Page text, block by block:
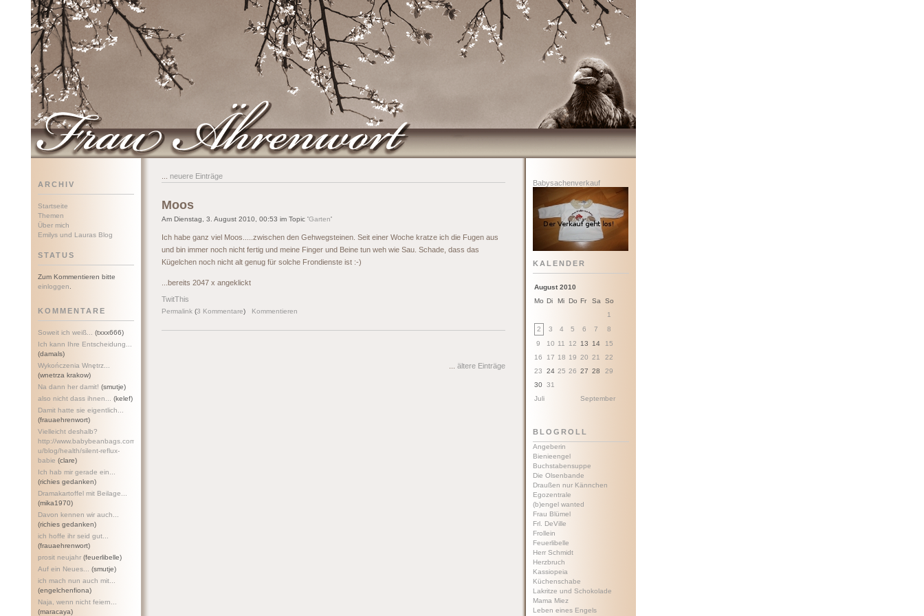
ARCHIV
Startseite
Themen
Über mich
Emilys und Lauras Blog
STATUS
Zum Kommentieren bitte
einloggen
KOMMENTARE
Soweit ich weiß...
(txxx666)
Ich kann Ihre Entscheidung...
(damals)
Wykończenia Wnętrz...
(wnetrza krakow)
Na dann her damit! (smutje)
also nicht dass ihnen...
(kelef)
Damit hatte sie eigentlich...
(frauaehrenwort)
Vielleicht deshalb?
http://www.babybeanbags.com.a
u/blog/health/silent-reflux-
babie (clare)
Ich hab mir gerade ein...
(richies gedanken)
Dramakartoffel mit Beilage...
(mika1970)
Davon kennen wir auch...
(richies gedanken)
ich hoffe ihr seid gut...
(frauaehrenwort)
prosit neujahr (feuerlibelle)
Auf ein Neues...
(smutje)
ich mach nun auch mit...
(engelchenfiona)
Naja, wenn nicht feiern...
(maracaya)
neuere Einträge
Moos
Am Dienstag, 3. August 2010, 00:53 im Topic 'Garten'
Ich habe ganz viel Moos.....zwischen den Gehwegsteinen. Seit einer Woche kratze ich die Fugen aus
und bin immer noch nicht fertig und meine Finger und Beine tun weh wie Sau. Schade, dass das
Kügelchen noch nicht alt genug für solche Frondienste ist :-)
...bereits 2047 x angeklickt
TwitThis
Permalink (3 Kommentare) Kommentieren
ältere Einträge
Babysachenverkauf
KALENDER
August 2010
Mo Di Mi Do Fr Sa
So
1
2
3 4 5 6 7
8
9
10 11 12 13 14
15
16
17 18 19 20 21
22
23
24 25 26 27 28
29
30 31
Juli
September
BLOGROLL
Angeberin
Bienieengel
Buchstabensuppe
Die Olsenbande
Draußen nur Kännchen
Egozentrale
(b)engel wanted
Frau Blümel
Frl. DeVille
Frollein
Feuerlibelle
Herr Schmidt
Herzbruch
Kassiopeia
Küchenschabe
Lakritze und Schokolade
Mama Miez
Leben eines Engels